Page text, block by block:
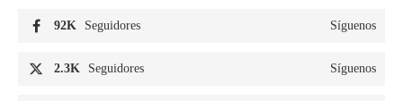
92K Seguidores Síguenos
2.3K Seguidores Síguenos